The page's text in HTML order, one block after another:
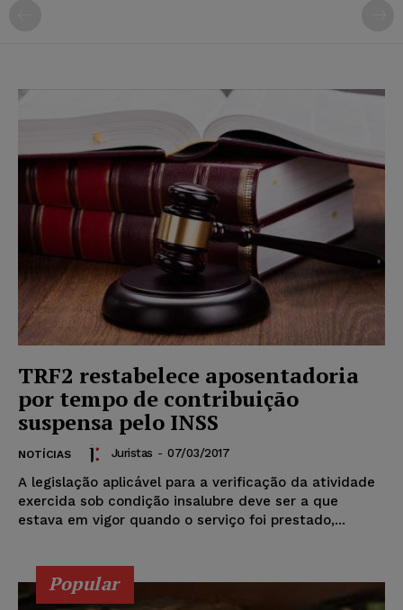
TRF2 restabelece aposentadoria
por tempo de contribuição
suspensa pelo INSS
NOTÍCIAS Juristas - 07/03/2017
A legislação aplicável para a verificação da atividade
exercida sob condição insalubre deve ser a que
estava em vigor quando o serviço foi prestado,...
Popular